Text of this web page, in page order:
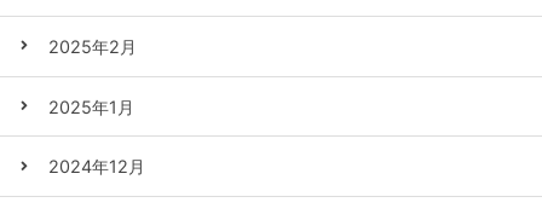
2025年2月
2025年1月
2024年12月